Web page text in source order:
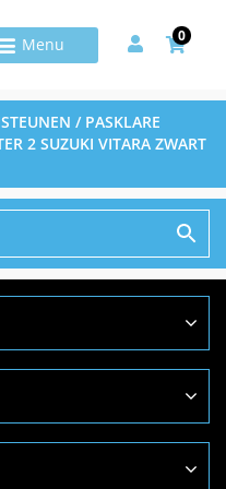
0
/ PASKLARE
2 SUZUKI VITARA ZWART